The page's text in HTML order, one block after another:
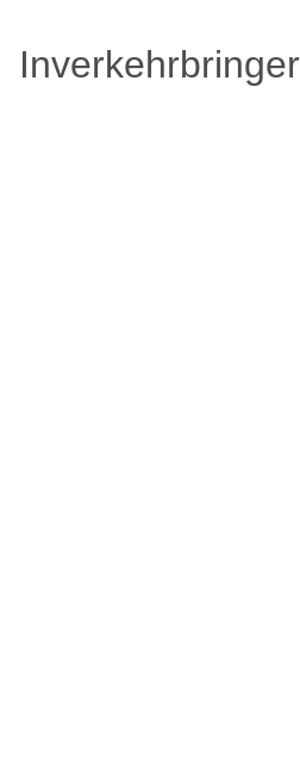
Inverkehrbringer